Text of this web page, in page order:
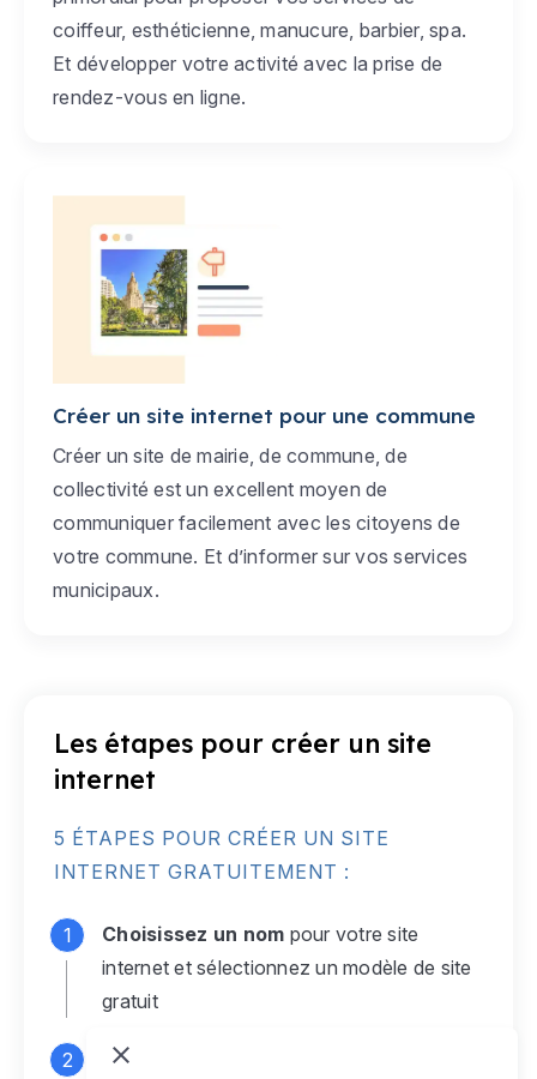
coiffeur, esthéticienne, manucure, barbier, spa.
Et développer votre activité avec la prise de
rendez-vous en ligne.
Créer un site internet pour une commune
Créer un site de mairie, de commune, de
collectivité est un excellent moyen de
communiquer facilement avec les citoyens de
votre commune. Et d’informer sur vos services
municipaux.
Les étapes pour créer un site
internet
5 ÉTAPES POUR CRÉER UN SITE
INTERNET GRATUITEMENT :
Choisissez un nom pour votre site
internet et sélectionnez un modèle de site
gratuit
Connectez-vous